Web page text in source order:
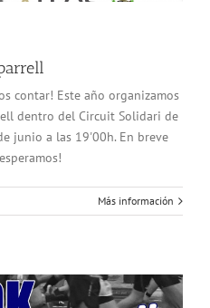
contar! Este año organizamos
dentro del Circuit Solidari de
junio a las 19'00h. En breve
Más información